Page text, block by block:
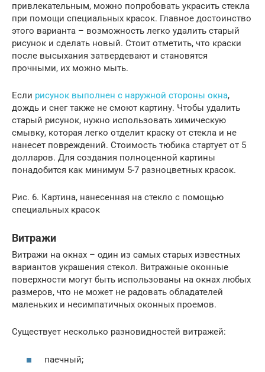
привлекательным, можно попробовать украсить стекла
при помощи специальных красок. Главное достоинство
этого варианта – возможность легко удалить старый
рисунок и сделать новый. Стоит отметить, что краски
после высыхания затвердевают и становятся
прочными, их можно мыть.
Если рисунок выполнен с наружной стороны окна,
дождь и снег также не смоют картину. Чтобы удалить
старый рисунок, нужно использовать химическую
смывку, которая легко отделит краску от стекла и не
нанесет повреждений. Стоимость тюбика стартует от 5
долларов. Для создания полноценной картины
понадобится как минимум 5-7 разноцветных красок.
Рис. 6. Картина, нанесенная на стекло с помощью
специальных красок
Витражи
Витражи на окнах – один из самых старых известных
вариантов украшения стекол. Витражные оконные
поверхности могут быть использованы на окнах любых
размеров, что не может не радовать обладателей
маленьких и несимпатичных оконных проемов.
Существует несколько разновидностей витражей:
паечный;